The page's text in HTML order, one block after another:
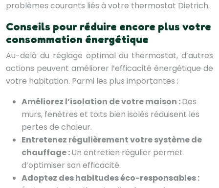
problèmes courants liés à votre thermostat Dietrich.
Conseils pour réduire encore plus votre
consommation énergétique
Au-delà du réglage optimal du thermostat, d’autres
actions peuvent améliorer l’efficacité énergétique de
votre habitation. Parmi les plus importantes :
Améliorez l’isolation de votre maison :Des
murs, fenêtres et toits bien isolés réduisent les
pertes de chaleur.
Entretenez régulièrement votre système de
chauffage :Un entretien régulier permet
d’optimiser son efficacité.
Adoptez des habitudes éco-responsables :